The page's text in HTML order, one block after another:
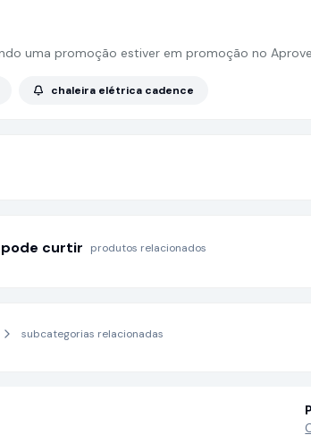
uma promoção estiver em promoção no
chaleira elétrica cadence
curtir produtos relacionados
subcategorias relacionadas